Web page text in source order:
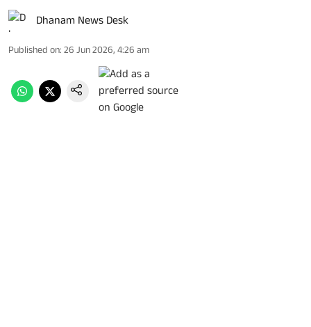
Dhanam News Desk
Published on: 26 Jun 2026, 4:26 am